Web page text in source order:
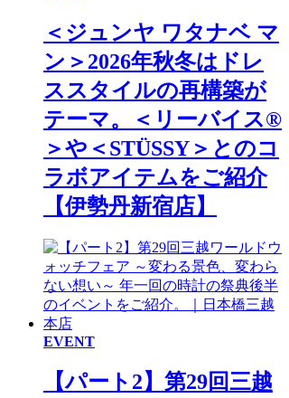
＜ジュンヤ ワタナベ マ
ン＞2026年秋冬はドレ
ススタイルの再構築が
テーマ。＜リーバイス®
＞や＜STÜSSY＞とのコ
ラボアイテムをご紹介
【伊勢丹新宿店】
EVENT
【パート2】第29回三越